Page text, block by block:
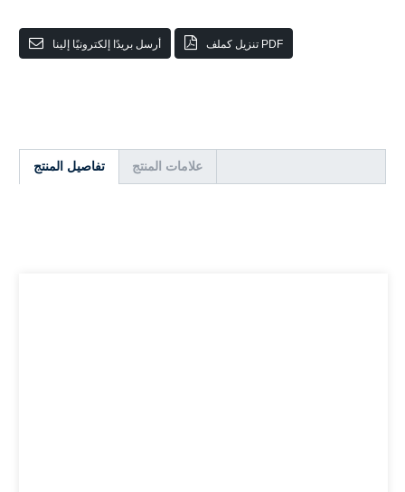
أرسل بريدًا إلكترونيًا إلينا تنزيل كملف PDF
تفاصيل المنتج علامات المنتج